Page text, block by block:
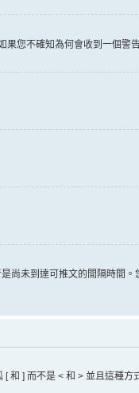
您不確知為何會收到一個警
尚未到達可推文的間隔時間
和 ] 而不是 < 和 > 並且這種